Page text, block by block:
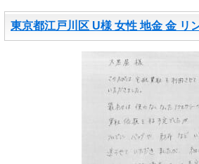
東京都江戸川区 U様 女性 地金 金 リ